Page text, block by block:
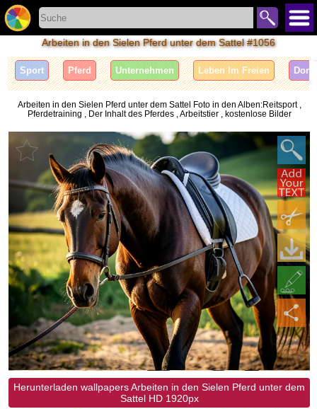
Arbeiten in den Sielen Pferd unter dem Sattel #1056
Sport Pferd Unternehmen Leben Im Freien Dorf
Arbeiten in den Sielen Pferd unter dem Sattel Foto in den Alben:Reitsport ,
Pferdetraining , Der Inhalt des Pferdes , Arbeitstier , kostenlose Bilder
Herunterladen wallpapers Arbeiten in den Sielen Pferd unter dem
Sattel HD 1920px